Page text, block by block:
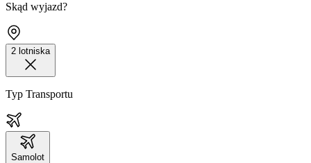
Skąd wyjazd?
2 lotniska
Typ Transportu
Samolot